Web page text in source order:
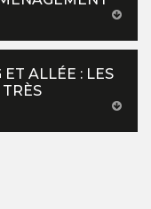
ALLÉE : LES